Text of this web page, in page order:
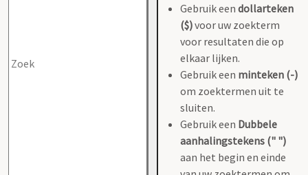
Gebruik een dollarteken
($)voor uw zoekterm
voor resultaten die op
elkaar lijken.
Gebruik een minteken (-)
om zoektermen uit te
sluiten.
Gebruik een Dubbele
aanhalingstekens (" ")
aan het begin en einde